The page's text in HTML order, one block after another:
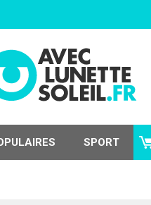
SPORT